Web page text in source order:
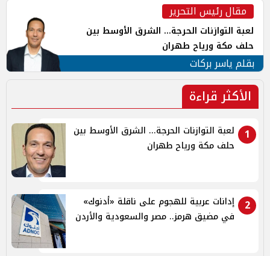
مقال رئيس التحرير
لعبة التوازنات الحرجة... الشرق الأوسط بين
حلف مكة ورياح طهران
بقلم ياسر بركات
الأكثر قراءة
1
لعبة التوازنات الحرجة... الشرق الأوسط بين
حلف مكة ورياح طهران
2
إدانات عربية للهجوم على ناقلة «أدنوك»
في مضيق هرمز.. مصر والسعودية والأردن